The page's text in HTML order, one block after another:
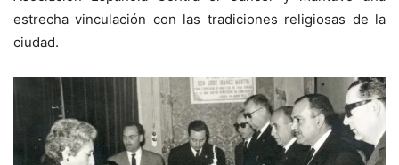
estrecha vinculación con las tradiciones religiosas de la
ciudad.